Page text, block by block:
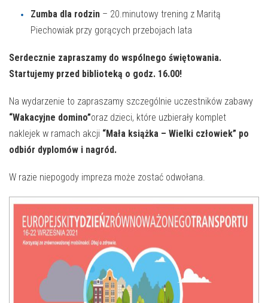
Zumba dla rodzin – 20.minutowy trening z Maritą
Piechowiak przy gorących przebojach lata
Serdecznie zapraszamy do wspólnego świętowania.
Startujemy przed biblioteką o godz. 16.00!
Na wydarzenie to zapraszamy szczególnie uczestników zabawy
“Wakacyjne domino”oraz dzieci, które uzbierały komplet
naklejek w ramach akcji “Mała książka – Wielki człowiek” po
odbiór dyplomów i nagród.
W razie niepogody impreza może zostać odwołana.